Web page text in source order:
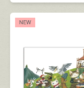
NEW